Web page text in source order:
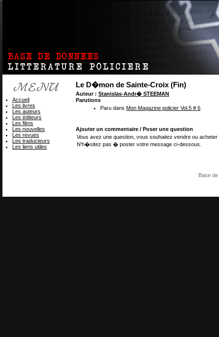
Le D�mon de Sainte-Croix (Fin)
Auteur : Stanislas-Andr� STEEMAN
Parutions
Paru dans Mon Magazine policier Vol.5 # 6
Ajouter un commentaire / Poser une question
Vous avez une question, vous souhaitez vendre ou
N'h�sitez pas � poster votre message ci-dessous.
Accueil
Les livres
Les auteurs
Les éditeurs
Les films
Les nouvelles
Les revues
Les traducteurs
Les liens utiles
Base